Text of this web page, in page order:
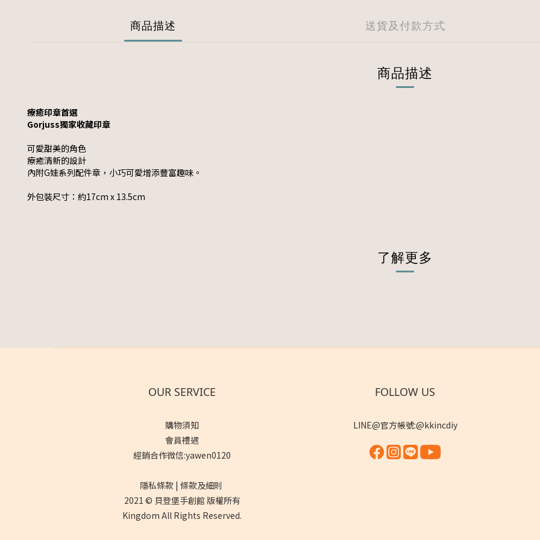
商品描述 送貨及付款方式
商品描述
療癒印章首選
Gorjuss獨家收藏印章
可愛甜美的角色
療癒清新的設計
內附G娃系列配件章，小巧可愛增添豐富趣味。
外包裝尺寸：約17cm x 13.5cm
了解更多
OUR SERVICE
購物須知
會員禮遇
經銷合作微信:yawen0120
隱私條款 | 條款及細則
2021 © 貝登堡手創館 版權所有
Kingdom All Rights Reserved.
FOLLOW US
LINE@官方帳號:@kkincdiy